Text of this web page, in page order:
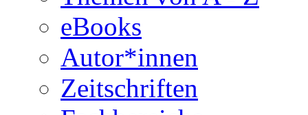
eBooks
Autor*innen
Zeitschriften